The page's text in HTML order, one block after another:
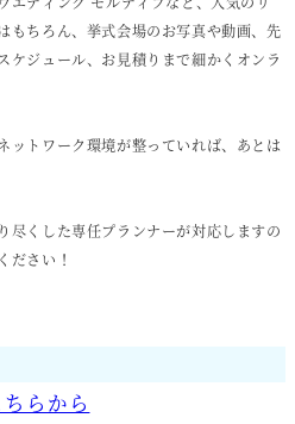
もちろん、挙式会場のお写真や動画、先
ケジュール、お見積りまで細かくオンラ
ットワーク環境が整っていれば、あとは
尽くした専任プランナーが対応しますの
ださい！
らから